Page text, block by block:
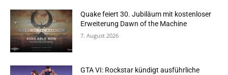
Quake feiert 30. Jubiläum mit kostenloser
Erweiterung Dawn of the Machine
7. August 2026
GTA VI: Rockstar kündigt ausführliche